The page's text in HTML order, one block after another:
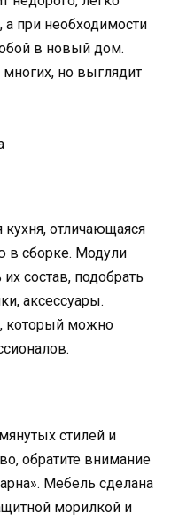
а при необходимости
в новый дом.
но выглядит
кухня, отличающаяся
в сборке. Модули
состав, подобрать
аксессуары.
который можно
стилей и
обратите внимание
Мебель сделана
морилкой и